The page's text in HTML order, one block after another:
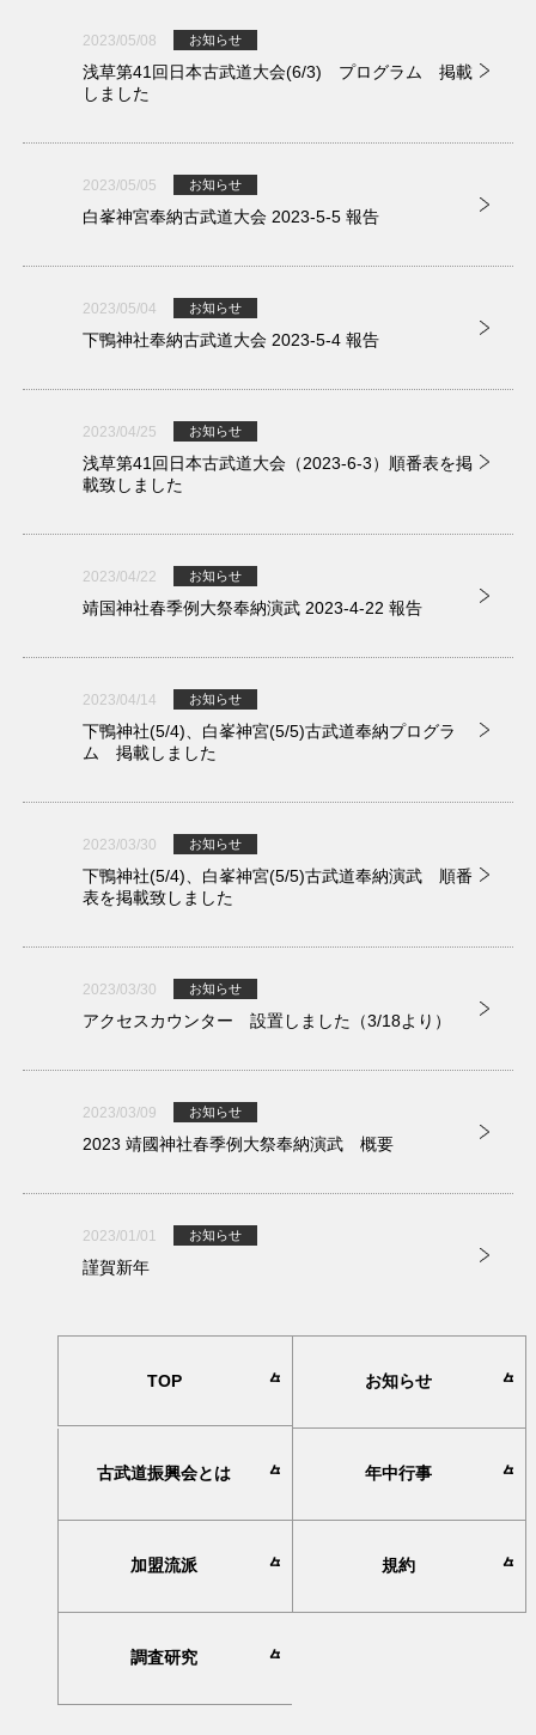
2023/05/08 お知らせ
浅草第41回日本古武道大会(6/3) プログラム 掲載
しました
2023/05/05 お知らせ
白峯神宮奉納古武道大会 2023-5-5 報告
2023/05/04 お知らせ
下鴨神社奉納古武道大会 2023-5-4 報告
2023/04/25 お知らせ
浅草第41回日本古武道大会（2023-6-3）順番表を掲
載致しました
2023/04/22 お知らせ
靖国神社春季例大祭奉納演武 2023-4-22 報告
2023/04/14 お知らせ
下鴨神社(5/4)、白峯神宮(5/5)古武道奉納プログラ
ム 掲載しました
2023/03/30 お知らせ
下鴨神社(5/4)、白峯神宮(5/5)古武道奉納演武 順番
表を掲載致しました
2023/03/30 お知らせ
アクセスカウンター 設置しました（3/18より）
2023/03/09 お知らせ
2023 靖國神社春季例大祭奉納演武 概要
2023/01/01 お知らせ
謹賀新年
TOP お知らせ
古武道振興会とは 年中行事
加盟流派 規約
調査研究